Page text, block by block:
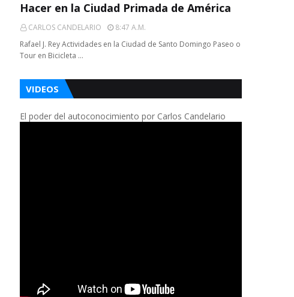
Hacer en la Ciudad Primada de América
CARLOS CANDELARIO
8:47 A.m.
Rafael J. Rey Actividades en la Ciudad de Santo Domingo Paseo o
Tour en Bicicleta …
VIDEOS
El poder del autoconocimiento por Carlos Candelario